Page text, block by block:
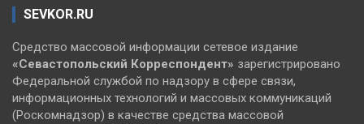
SEVKOR.RU
Средство массовой информации сетевое издание
«Севастопольский Корреспондент» зарегистрировано
Федеральной службой по надзору в сфере связи,
информационных технологий и массовых коммуникаций
(Роскомнадзор) в качестве средства массовой